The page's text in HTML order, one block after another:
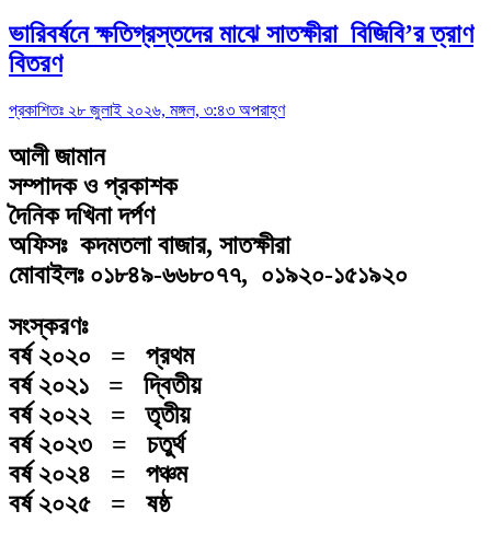
ভারিবর্ষনে ক্ষতিগ্রস্তদের মাঝে সাতক্ষীরা বিজিবি’র ত্রাণ
বিতরণ
প্রকাশিতঃ ২৮ জুলাই ২০২৬, মঙ্গল, ৩:৪৩ অপরাহ্ণ
আলী জামান
সম্পাদক ও প্রকাশক
দৈনিক দখিনা দর্পণ
অফিসঃ কদমতলা বাজার, সাতক্ষীরা
মোবাইলঃ ০১৮৪৯-৬৬৮০৭৭, ০১৯২০-১৫১৯২০
সংস্করণঃ
বর্ষ ২০২০ = প্রথম
বর্ষ ২০২১ = দ্বিতীয়
বর্ষ ২০২২ = তৃতীয়
বর্ষ ২০২৩ = চতুর্থ
বর্ষ ২০২৪ = পঞ্চম
বর্ষ ২০২৫ = ষষ্ঠ